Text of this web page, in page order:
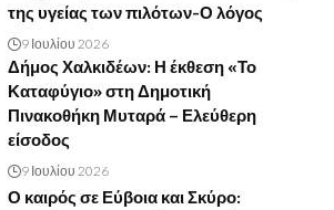
της υγείας των πιλότων-Ο λόγος
9 Ιουλίου 2026
Δήμος Χαλκιδέων: Η έκθεση «Το
Καταφύγιο» στη Δημοτική
Πινακοθήκη Μυταρά – Ελεύθερη
είσοδος
9 Ιουλίου 2026
Ο καιρός σε Εύβοια και Σκύρο: